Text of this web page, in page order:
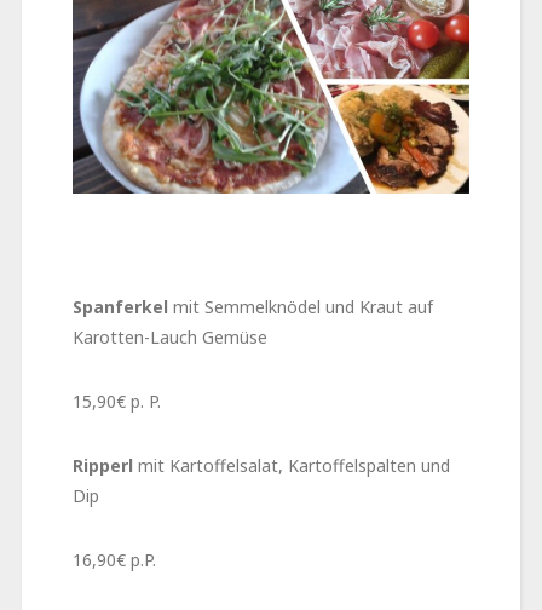
Spanferkel mit Semmelknödel und Kraut auf
Karotten-Lauch Gemüse
15,90€ p. P.
Ripperl mit Kartoffelsalat, Kartoffelspalten und
Dip
16,90€ p.P.